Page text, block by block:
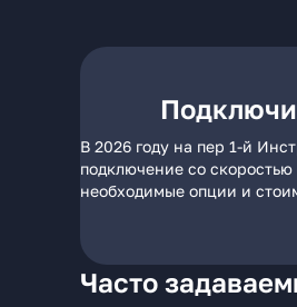
В 2026 году на пер 1-й
подключение со
необходимые опции и
Часто